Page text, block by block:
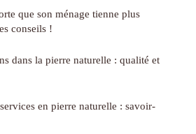
que son ménage tienne plus
conseils !
dans la pierre naturelle : qualité et
en pierre naturelle : savoir-